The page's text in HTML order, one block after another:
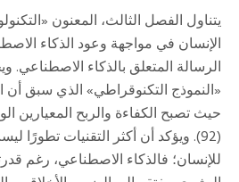
يتناول الفصل الثالث، المعنون
الإنسان في مواجهة وعود الذكاء
الرسالة المتعلق بالذكاء الاصطناعي.
«النموذج التكنوقراطي» الذي سبق أن
حيث تصبح الكفاءة والربح المعيارين
(92). ويؤكد أن أكثر التقنيات تطورًا
للإنسان؛ فالذكاء الاصطناعي، رغم